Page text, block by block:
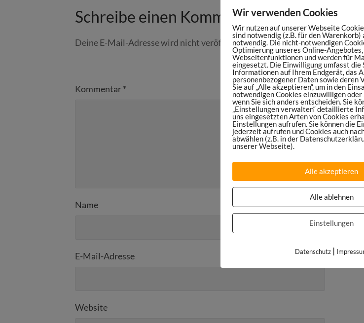
Schreibe einen Kommentar
Deine E-Mail-Adresse wird nicht veröffentlicht.Erforderliche Felder sind
Kommentar*
Name
E-Mail-Adresse
Website
Wir verwenden Cookies
Wir nutzen auf unserer Webseite
sind notwendig (z.B. für den Warenkorb)
notwendig. Die nicht-notwendigen
Optimierung unseres Online-
Webseitenfunktionen und werden für
eingesetzt. Die Einwilligung umfasst die
Informationen auf Ihrem Endgerät, das
personenbezogener Daten sowie deren
Sie auf „Alle akzeptieren“, um in den
notwendigen Cookies einzuwilligen oder
wenn Sie sich anders entscheiden. Sie
„Einstellungen verwalten“ detaillierte
uns eingesetzten Arten von Cookies
Einstellungen aufrufen. Sie können die
jederzeit aufrufen und Cookies auch
abwählen (z.B. in der
unserer Webseite).
Alle akzeptieren
Alle ablehnen
Einstellungen
Datenschutz |